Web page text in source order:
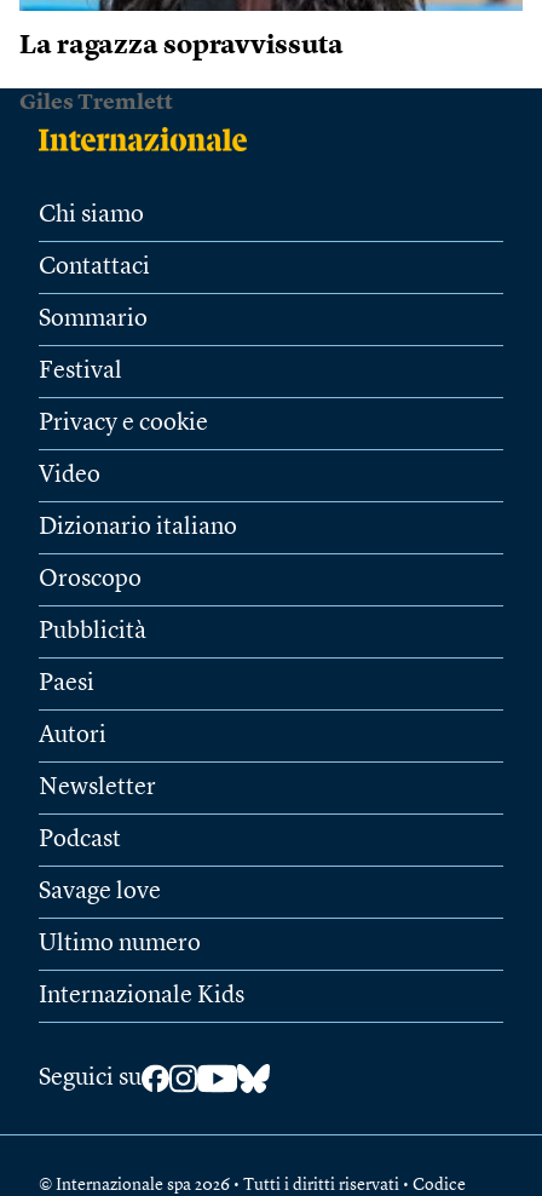
La ragazza sopravvissuta
Giles Tremlett
Chi siamo
Contattaci
Sommario
Festival
Privacy e cookie
Video
Dizionario italiano
Oroscopo
Pubblicità
Paesi
Autori
Newsletter
Podcast
Savage love
Ultimo numero
Internazionale Kids
Seguici su
© Internazionale spa 2026 • Tutti i diritti riservati • Codice